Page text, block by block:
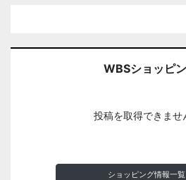
WBSショッピ
投稿を取得できませ
ショッピング情報一